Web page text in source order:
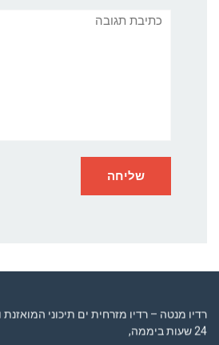
תגובה
רדיו מנטה – רדיו מזרחית ים תיכוני
24 שעות ביממה,